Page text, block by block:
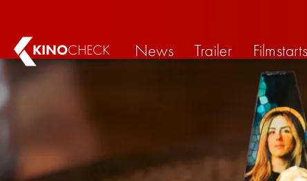
KINOCHECK News Trailer Filmstarts